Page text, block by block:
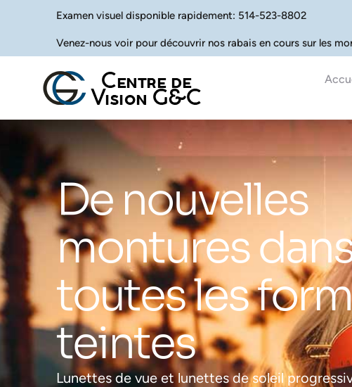
Examen visuel disponible rapidement: 514-523-8802
Venez-nous voir pour découvrir nos rabais en cours sur les
De nouvelles
montures
toutes les
teintes
Lunettes de vue et lunettes de soleil